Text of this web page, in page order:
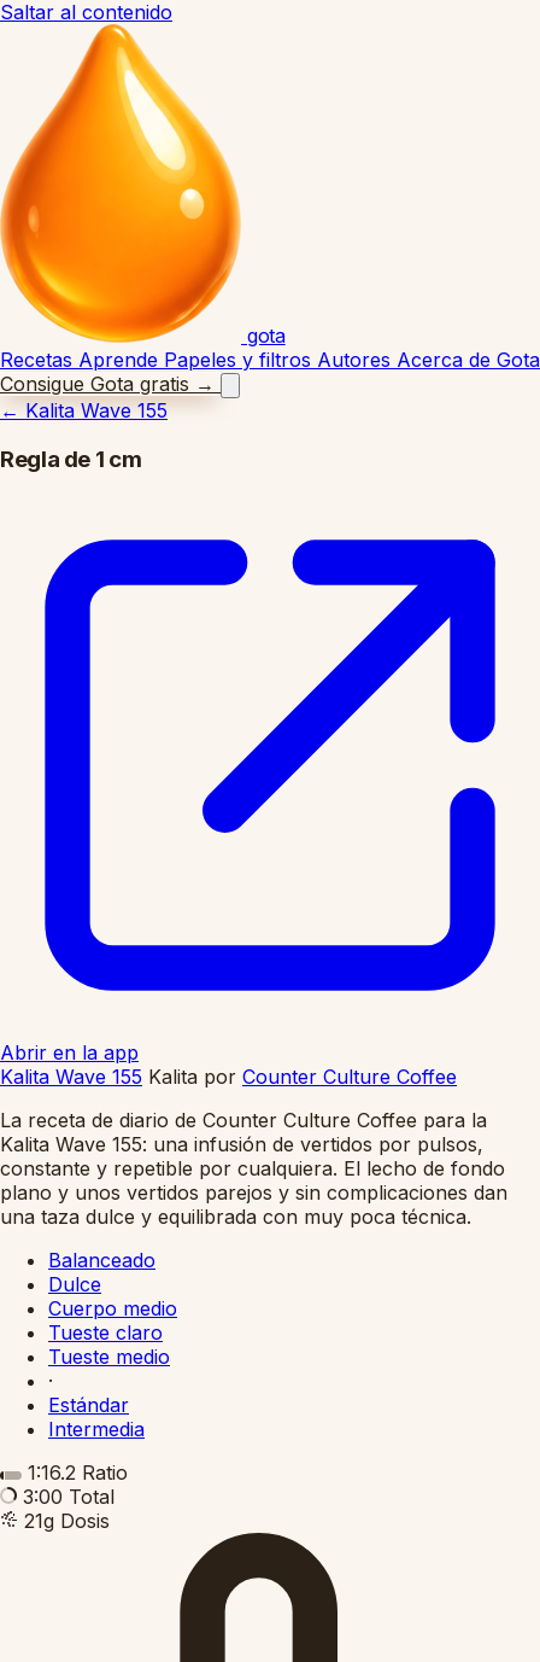
Saltar al contenido
gota
Recetas Aprende Papeles y filtros Autores Acerca de Gota
Consigue Gota gratis →
← Kalita Wave 155
Regla de 1 cm
Abrir en la app
Kalita Wave 155 Kalita por Counter Culture Coffee
La receta de diario de Counter Culture Coffee para la
Kalita Wave 155: una infusión de vertidos por pulsos,
constante y repetible por cualquiera. El lecho de fondo
plano y unos vertidos parejos y sin complicaciones dan
una taza dulce y equilibrada con muy poca técnica.
Balanceado
Dulce
Cuerpo medio
Tueste claro
Tueste medio
·
Estándar
Intermedia
1:16.2 Ratio
3:00 Total
21g Dosis